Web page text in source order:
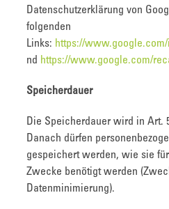
Datenschutzerklärung von
folgenden
Links: https://
nd https://www.google.com/
Speicherdauer
Die Speicherdauer wird in Art.
Danach dürfen
gespeichert werden, wie sie
Zwecke benötigt werden
Datenminimierung).